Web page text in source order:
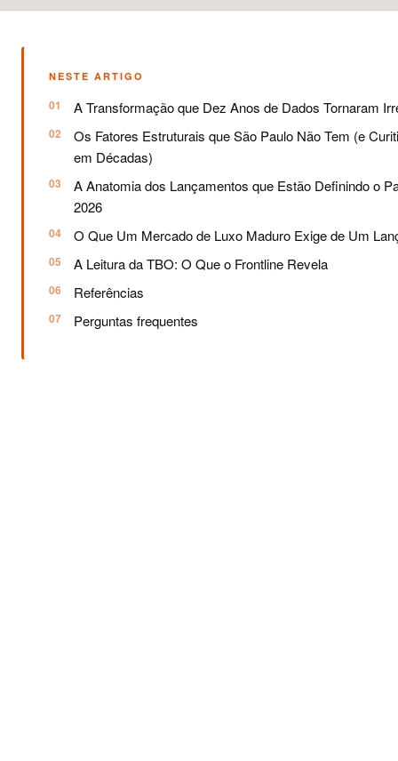
NESTE ARTIGO
A Transformação que Dez Anos de Dados Tornaram
Os Fatores Estruturais que São Paulo Não Tem (e
em Décadas)
A Anatomia dos Lançamentos que Estão Definindo o
2026
O Que Um Mercado de Luxo Maduro Exige de Um
A Leitura da TBO: O Que o Frontline Revela
Referências
Perguntas frequentes